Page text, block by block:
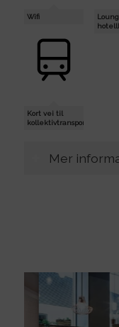
Wifi
Kort vei til
kollektivtransport
Mer